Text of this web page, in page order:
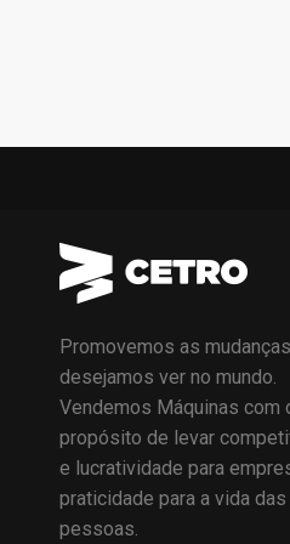
Promovemos as
desejamos ver no mundo.
Vendemos Máquinas com
propósito de levar
e lucratividade para
praticidade para a vida das
pessoas.